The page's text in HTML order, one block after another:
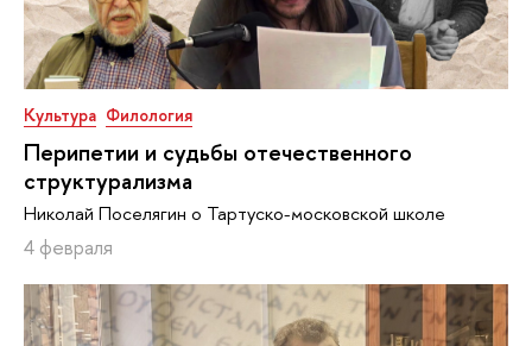
Культура Филология
Перипетии и судьбы отечественного
структурализма
Николай Поселягин о Тартуско-московской школе
4 февраля